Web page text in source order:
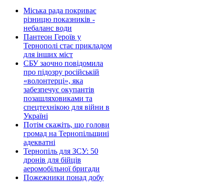
Міська рада покриває
різницю показників -
небаланс води
Пантеон Героїв у
Тернополі стає прикладом
для інших міст
СБУ заочно повідомила
про підозру російській
«волонтерці», яка
забезпечує окупантів
позашляховиками та
спецтехнікою для війни в
Україні
Потім скажіть, що голови
громад на Тернопільщині
адекватні
Тернопіль для ЗСУ: 50
дронів для бійців
аеромобільної бригади
Пожежники понад добу